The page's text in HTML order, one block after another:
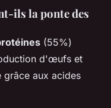
ils la ponte des
(55%)
d'œufs et
aux acides